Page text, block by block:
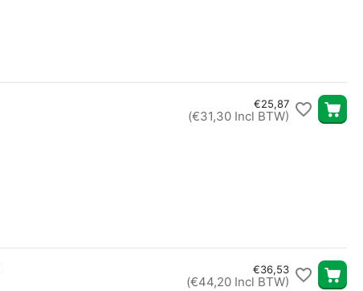
€25,87
(€31,30 Incl BTW)
€36,53
(€44,20 Incl BTW)